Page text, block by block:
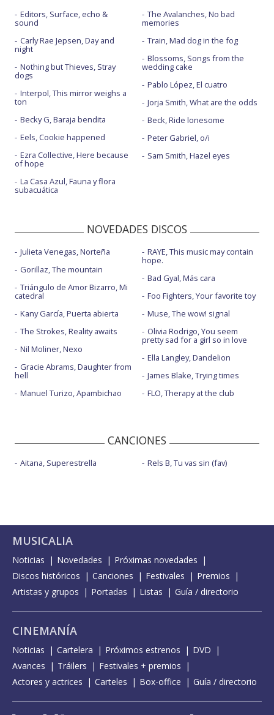
Editors, Surface, echo &
sound
Carly Rae Jepsen, Day and
night
Nothing but Thieves, Stray
dogs
Interpol, This mirror weighs a
ton
Becky G, Baraja bendita
Eels, Cookie happened
Ezra Collective, Here because
of hope
La Casa Azul, Fauna y flora
subacuática
The Avalanches, No bad
memories
Train, Mad dog in the fog
Blossoms, Songs from the
wedding cake
Pablo López, El cuatro
Jorja Smith, What are the odds
Beck, Ride lonesome
Peter Gabriel, o/i
Sam Smith, Hazel eyes
NOVEDADES DISCOS
Julieta Venegas, Norteña
Gorillaz, The mountain
Triángulo de Amor Bizarro, Mi
catedral
Kany García, Puerta abierta
The Strokes, Reality awaits
Nil Moliner, Nexo
Gracie Abrams, Daughter from
hell
Manuel Turizo, Apambichao
RAYE, This music may contain
hope.
Bad Gyal, Más cara
Foo Fighters, Your favorite toy
Muse, The wow! signal
Olivia Rodrigo, You seem
pretty sad for a girl so in love
Ella Langley, Dandelion
James Blake, Trying times
FLO, Therapy at the club
CANCIONES
Aitana, Superestrella Rels B, Tu vas sin (fav)
MUSICALIA
Noticias Novedades
Próximas novedades
Discos históricos
Canciones Festivales
Premios
Artistas y grupos
Portadas Listas Guía / directorio
CINEMANÍA
Noticias Cartelera Próximos estrenos
DVD
Avances
Tráilers
Festivales + premios
Actores y actrices
Carteles Box-office Guía / directorio